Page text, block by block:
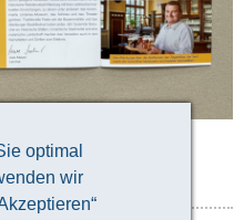
optimal
wir